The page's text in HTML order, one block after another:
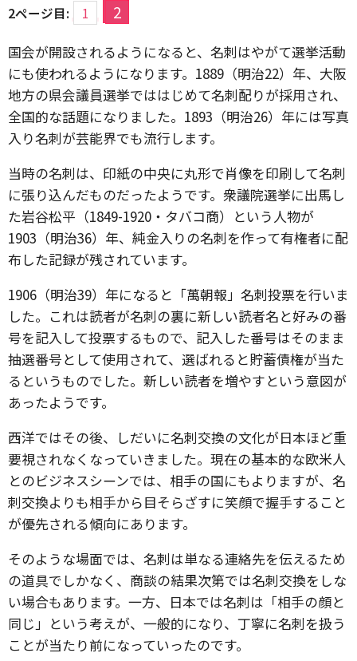
2ページ目: 1 2
国会が開設されるようになると、名刺はやがて選挙活動
にも使われるようになります。1889（明治22）年、大阪
地方の県会議員選挙でははじめて名刺配りが採用され、
全国的な話題になりました。1893（明治26）年には写真
入り名刺が芸能界でも流行します。
当時の名刺は、印紙の中央に丸形で肖像を印刷して名刺
に張り込んだものだったようです。衆議院選挙に出馬し
た岩谷松平（1849-1920・タバコ商）という人物が
1903（明治36）年、純金入りの名刺を作って有権者に配
布した記録が残されています。
1906（明治39）年になると「萬朝報」名刺投票を行いま
した。これは読者が名刺の裏に新しい読者名と好みの番
号を記入して投票するもので、記入した番号はそのまま
抽選番号として使用されて、選ばれると貯蓄債権が当た
るというものでした。新しい読者を増やすという意図が
あったようです。
西洋ではその後、しだいに名刺交換の文化が日本ほど重
要視されなくなっていきました。現在の基本的な欧米人
とのビジネスシーンでは、相手の国にもよりますが、名
刺交換よりも相手から目そらざすに笑顔で握手すること
が優先される傾向にあります。
そのような場面では、名刺は単なる連絡先を伝えるため
の道具でしかなく、商談の結果次第では名刺交換をしな
い場合もあります。一方、日本では名刺は「相手の顔と
同じ」という考えが、一般的になり、丁寧に名刺を扱う
ことが当たり前になっていったのです。